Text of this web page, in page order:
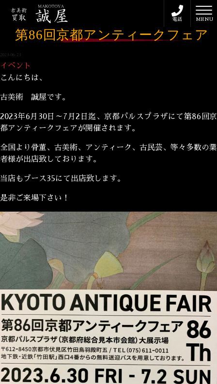
MENU
電話
第86回京都アンティークフェア
2023-06-23
イベント
こんにちは、
古美術 誠屋です。
2023年6月30日～7月2日迄、京都パルスプラザにて第86回京
都アンティークフェアが開催されます。
全国より骨董、古美術、アンティーク、古民芸、等々多数の業
者様が出店致しております。
当店もブース35にて出店致します。
是非ご来場下さい！